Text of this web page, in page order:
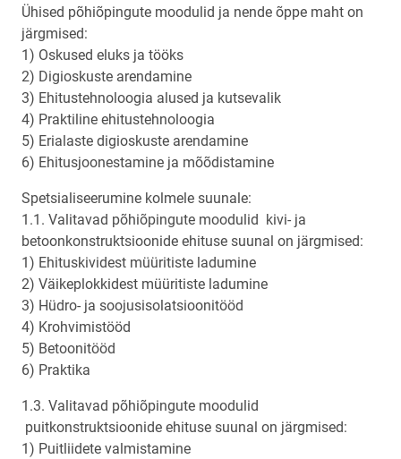
Ühised põhiõpingute moodulid ja nende õppe maht on
järgmised:
1) Oskused eluks ja tööks
2) Digioskuste arendamine
3) Ehitustehnoloogia alused ja kutsevalik
4) Praktiline ehitustehnoloogia
5) Erialaste digioskuste arendamine
6) Ehitusjoonestamine ja mõõdistamine
Spetsialiseerumine kolmele suunale:
1.1. Valitavad põhiõpingute moodulid kivi- ja
betoonkonstruktsioonide ehituse suunal on järgmised:
1) Ehituskividest müüritiste ladumine
2) Väikeplokkidest müüritiste ladumine
3) Hüdro- ja soojusisolatsioonitööd
4) Krohvimistööd
5) Betoonitööd
6) Praktika
1.3. Valitavad põhiõpingute moodulid
puitkonstruktsioonide ehituse suunal on järgmised:
1) Puitliidete valmistamine